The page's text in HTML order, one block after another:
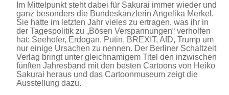
Im Mittelpunkt steht dabei für Sakurai immer wieder und
ganz besonders die Bundeskanzlerin Angelika Merkel.
Sie hatte im letzten Jahr vieles zu ertragen, was ihr in
der Tagespolitik zu „Bösen Verspannungen“ verholfen
hat: Seehofer, Erdogan, Putin, BREXIT, AfD, Trump um
nur einige Ursachen zu nennen. Der Berliner Schaltzeit
Verlag bringt unter gleichnamigem Titel den inzwischen
fünften Jahresband mit den besten Cartoons von Heiko
Sakurai heraus und das Cartoonmuseum zeigt die
Ausstellung dazu.